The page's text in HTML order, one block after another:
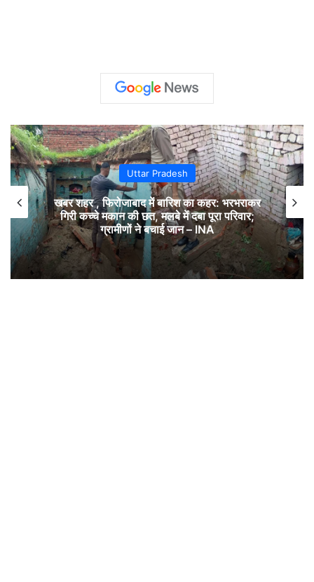
Uttar Pradesh
खबर शहर , फिरोजाबाद में बारिश का कहर: भरभराकर
गिरी कच्चे मकान की छत, मलबे में दबा पूरा परिवार;
ग्रामीणों ने बचाई जान – INA